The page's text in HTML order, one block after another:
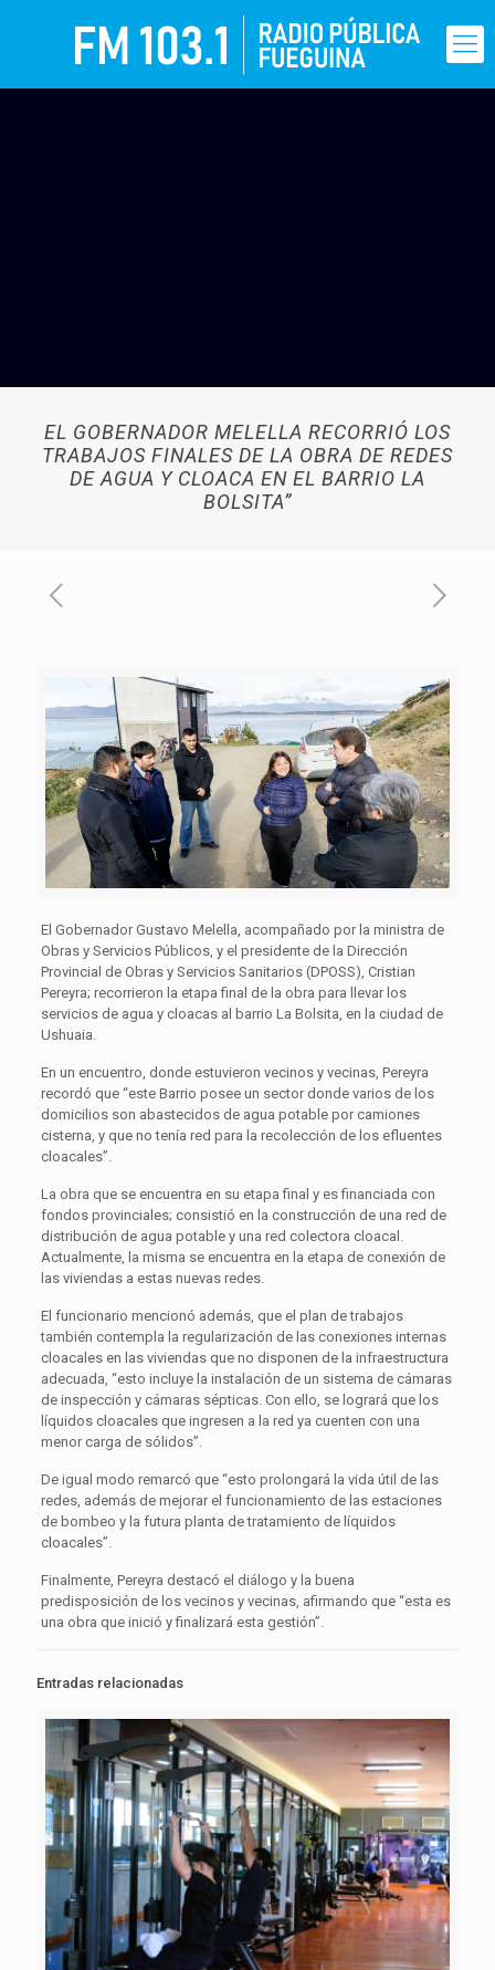
EL GOBERNADOR MELELLA RECORRIÓ LOS
TRABAJOS FINALES DE LA OBRA DE REDES
DE AGUA Y CLOACA EN EL BARRIO LA
BOLSITA”
El Gobernador Gustavo Melella, acompañado por la ministra de
Obras y Servicios Públicos, y el presidente de la Dirección
Provincial de Obras y Servicios Sanitarios (DPOSS), Cristian
Pereyra; recorrieron la etapa final de la obra para llevar los
servicios de agua y cloacas al barrio La Bolsita, en la ciudad de
Ushuaia.
En un encuentro, donde estuvieron vecinos y vecinas, Pereyra
recordó que “este Barrio posee un sector donde varios de los
domicilios son abastecidos de agua potable por camiones
cisterna, y que no tenía red para la recolección de los efluentes
cloacales”.
La obra que se encuentra en su etapa final y es financiada con
fondos provinciales; consistió en la construcción de una red de
distribución de agua potable y una red colectora cloacal.
Actualmente, la misma se encuentra en la etapa de conexión de
las viviendas a estas nuevas redes.
El funcionario mencionó además, que el plan de trabajos
también contempla la regularización de las conexiones internas
cloacales en las viviendas que no disponen de la infraestructura
adecuada, “esto incluye la instalación de un sistema de cámaras
de inspección y cámaras sépticas. Con ello, se logrará que los
líquidos cloacales que ingresen a la red ya cuenten con una
menor carga de sólidos”.
De igual modo remarcó que “esto prolongará la vida útil de las
redes, además de mejorar el funcionamiento de las estaciones
de bombeo y la futura planta de tratamiento de líquidos
cloacales”.
Finalmente, Pereyra destacó el diálogo y la buena
predisposición de los vecinos y vecinas, afirmando que “esta es
una obra que inició y finalizará esta gestión”.
Entradas relacionadas